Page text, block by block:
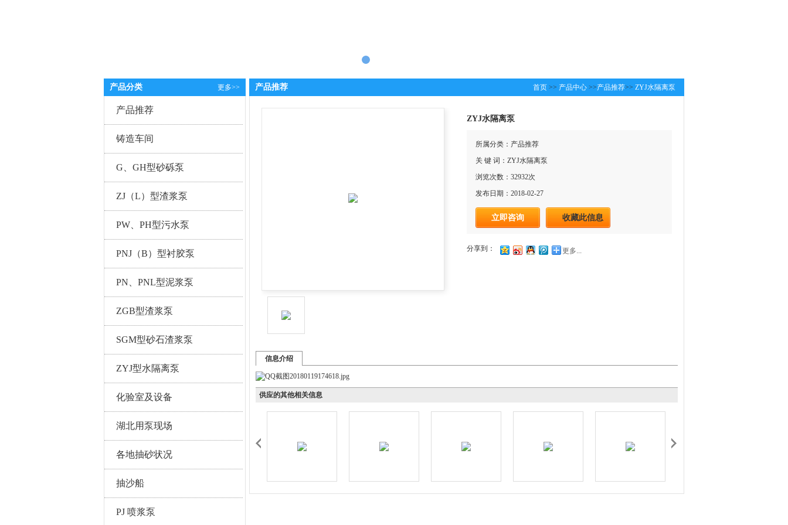
更多>>
产品分类
产品推荐
铸造车间
G、GH型砂砾泵
ZJ（L）型渣浆泵
PW、PH型污水泵
PNJ（B）型衬胶泵
PN、PNL型泥浆泵
ZGB型渣浆泵
SGM型砂石渣浆泵
ZYJ型水隔离泵
化验室及设备
湖北用泵现场
各地抽砂状况
抽沙船
PJ 喷浆泵
首页 >> 产品中心 >>产品推荐>> ZYJ水隔离泵
产品推荐
ZYJ水隔离泵
所属分类：产品推荐
关 键 词：ZYJ水隔离泵
浏览次数：32932次
发布日期：2018-02-27
立即咨询 收藏此信息
分享到： 更多...
信息介绍
供应的其他相关信息